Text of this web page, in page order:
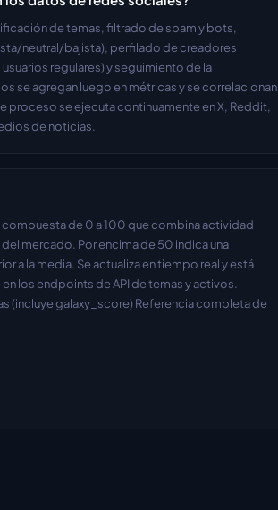
de temas, filtrado de spam y bots,
neutral/bajista), perfilado de creadores
regulares) y seguimiento de la
se agregan luego en métricas y se correlacionan
proceso se ejecuta continuamente en X, Reddit,
de noticias.
compuesta de 0 a 100 que combina actividad
mercado. Por encima de 50 indica una
a la media. Se actualiza en tiempo real y está
los endpoints de API de temas y activos.
(incluye galaxy_score) Referencia completa de